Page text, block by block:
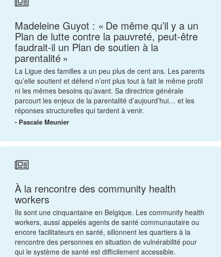
Madeleine Guyot : « De même qu’il y a un
Plan de lutte contre la pauvreté, peut-être
faudrait-il un Plan de soutien à la
parentalité »
La Ligue des familles a un peu plus de cent ans. Les parents
qu’elle soutient et défend n’ont plus tout à fait le même profil
ni les mêmes besoins qu’avant. Sa directrice générale
parcourt les enjeux de la parentalité d’aujourd’hui… et les
réponses structurelles qui tardent à venir.
- Pascale Meunier
À la rencontre des community health
workers
Ils sont une cinquantaine en Belgique. Les community health
workers, aussi appelés agents de santé communautaire ou
encore facilitateurs en santé, sillonnent les quartiers à la
rencontre des personnes en situation de vulnérabilité pour
qui le système de santé est difficilement accessible.